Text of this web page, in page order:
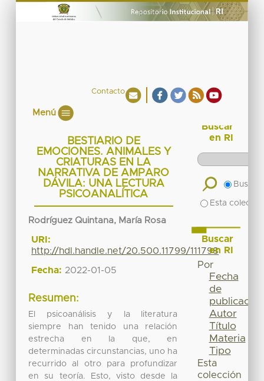
Contacto
Menú
BESTIARIO DE
EMOCIONES. ANIMALES Y
CRIATURAS EN LA
NARRATIVA DE AMPARO
DÁVILA: UNA LECTURA
PSICOANALÍTICA
Rodríguez Quintana, María Rosa
URI:
http://hdl.handle.net/20.500.11799/111798
Fecha: 2022-01-05
Resumen:
El psicoanálisis y la literatura
siempre han tenido una relación
estrecha en la que, en
determinadas circunstancias, uno ha
recurrido al otro para profundizar
en su teoría. Esto, visto desde la
Buscar
en RI
Buscar
Esta
Buscar
en RI
Por
Fecha
de
publicación
Autor
Título
Materia
Tipo
Esta
colección